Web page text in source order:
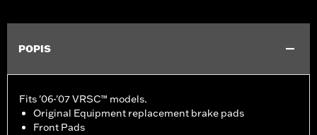
POPIS
Fits '06-'07 VRSC™ models.
Original Equipment replacement brake pads
Front Pads